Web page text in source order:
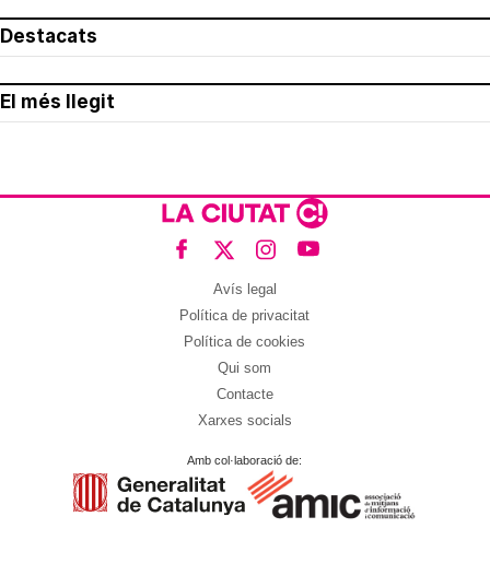
Destacats
El més llegit
Avís legal
Política de privacitat
Política de cookies
Qui som
Contacte
Xarxes socials
Amb col·laboració de: